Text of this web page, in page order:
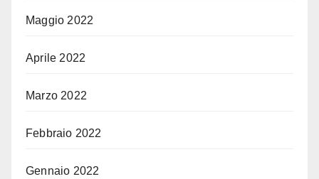
Maggio 2022
Aprile 2022
Marzo 2022
Febbraio 2022
Gennaio 2022